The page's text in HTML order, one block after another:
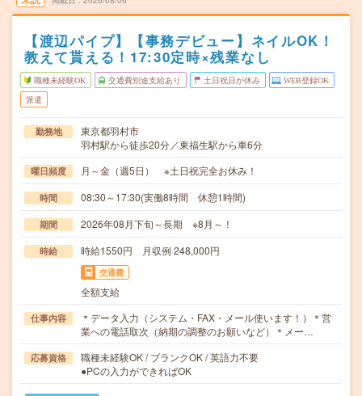
【渡辺パイプ】【事務デビュー】ネイルOK！
教えて貰える！17:30定時×残業なし
職種未経験OK 交通費別途支給あり 土日祝日が休み WEB登録OK
派遣
勤務地
東京都羽村市
羽村駅から徒歩20分／東福生駅から車6分
曜日頻度 月～金（週5日） ※土日祝完全お休み！
時間 08:30～17:30(実働8時間 休憩1時間)
期間 2026年08月下旬～長期 ※8月～！
時給 時給1550円 月収例 248,000円
交通費
全額支給
仕事内容
＊データ入力（システム・FAX・メール使います！）＊営
業への電話取次（納期の調整のお願いなど）＊メー…
応募資格
職種未経験OK / ブランクOK / 英語力不要
●PCの入力ができればOK